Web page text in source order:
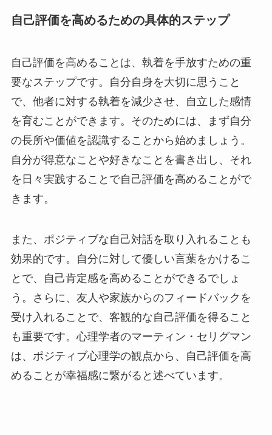
自己評価を高めるための具体的ステップ
自己評価を高めることは、執着を手放すための重
要なステップです。自分自身を大切に思うこと
で、他者に対する執着を減少させ、自立した感情
を育むことができます。そのためには、まず自分
の長所や価値を認識することから始めましょう。
自分が得意なことや好きなことを書き出し、それ
を日々実践することで自己評価を高めることがで
きます。
また、ポジティブな自己対話を取り入れることも
効果的です。自分に対して優しい言葉をかけるこ
とで、自己肯定感を高めることができるでしょ
う。さらに、友人や家族からのフィードバックを
受け入れることで、客観的な自己評価を得ること
も重要です。心理学者のマーティン・セリグマン
は、ポジティブ心理学の観点から、自己評価を高
めることが幸福感に繋がると述べています。